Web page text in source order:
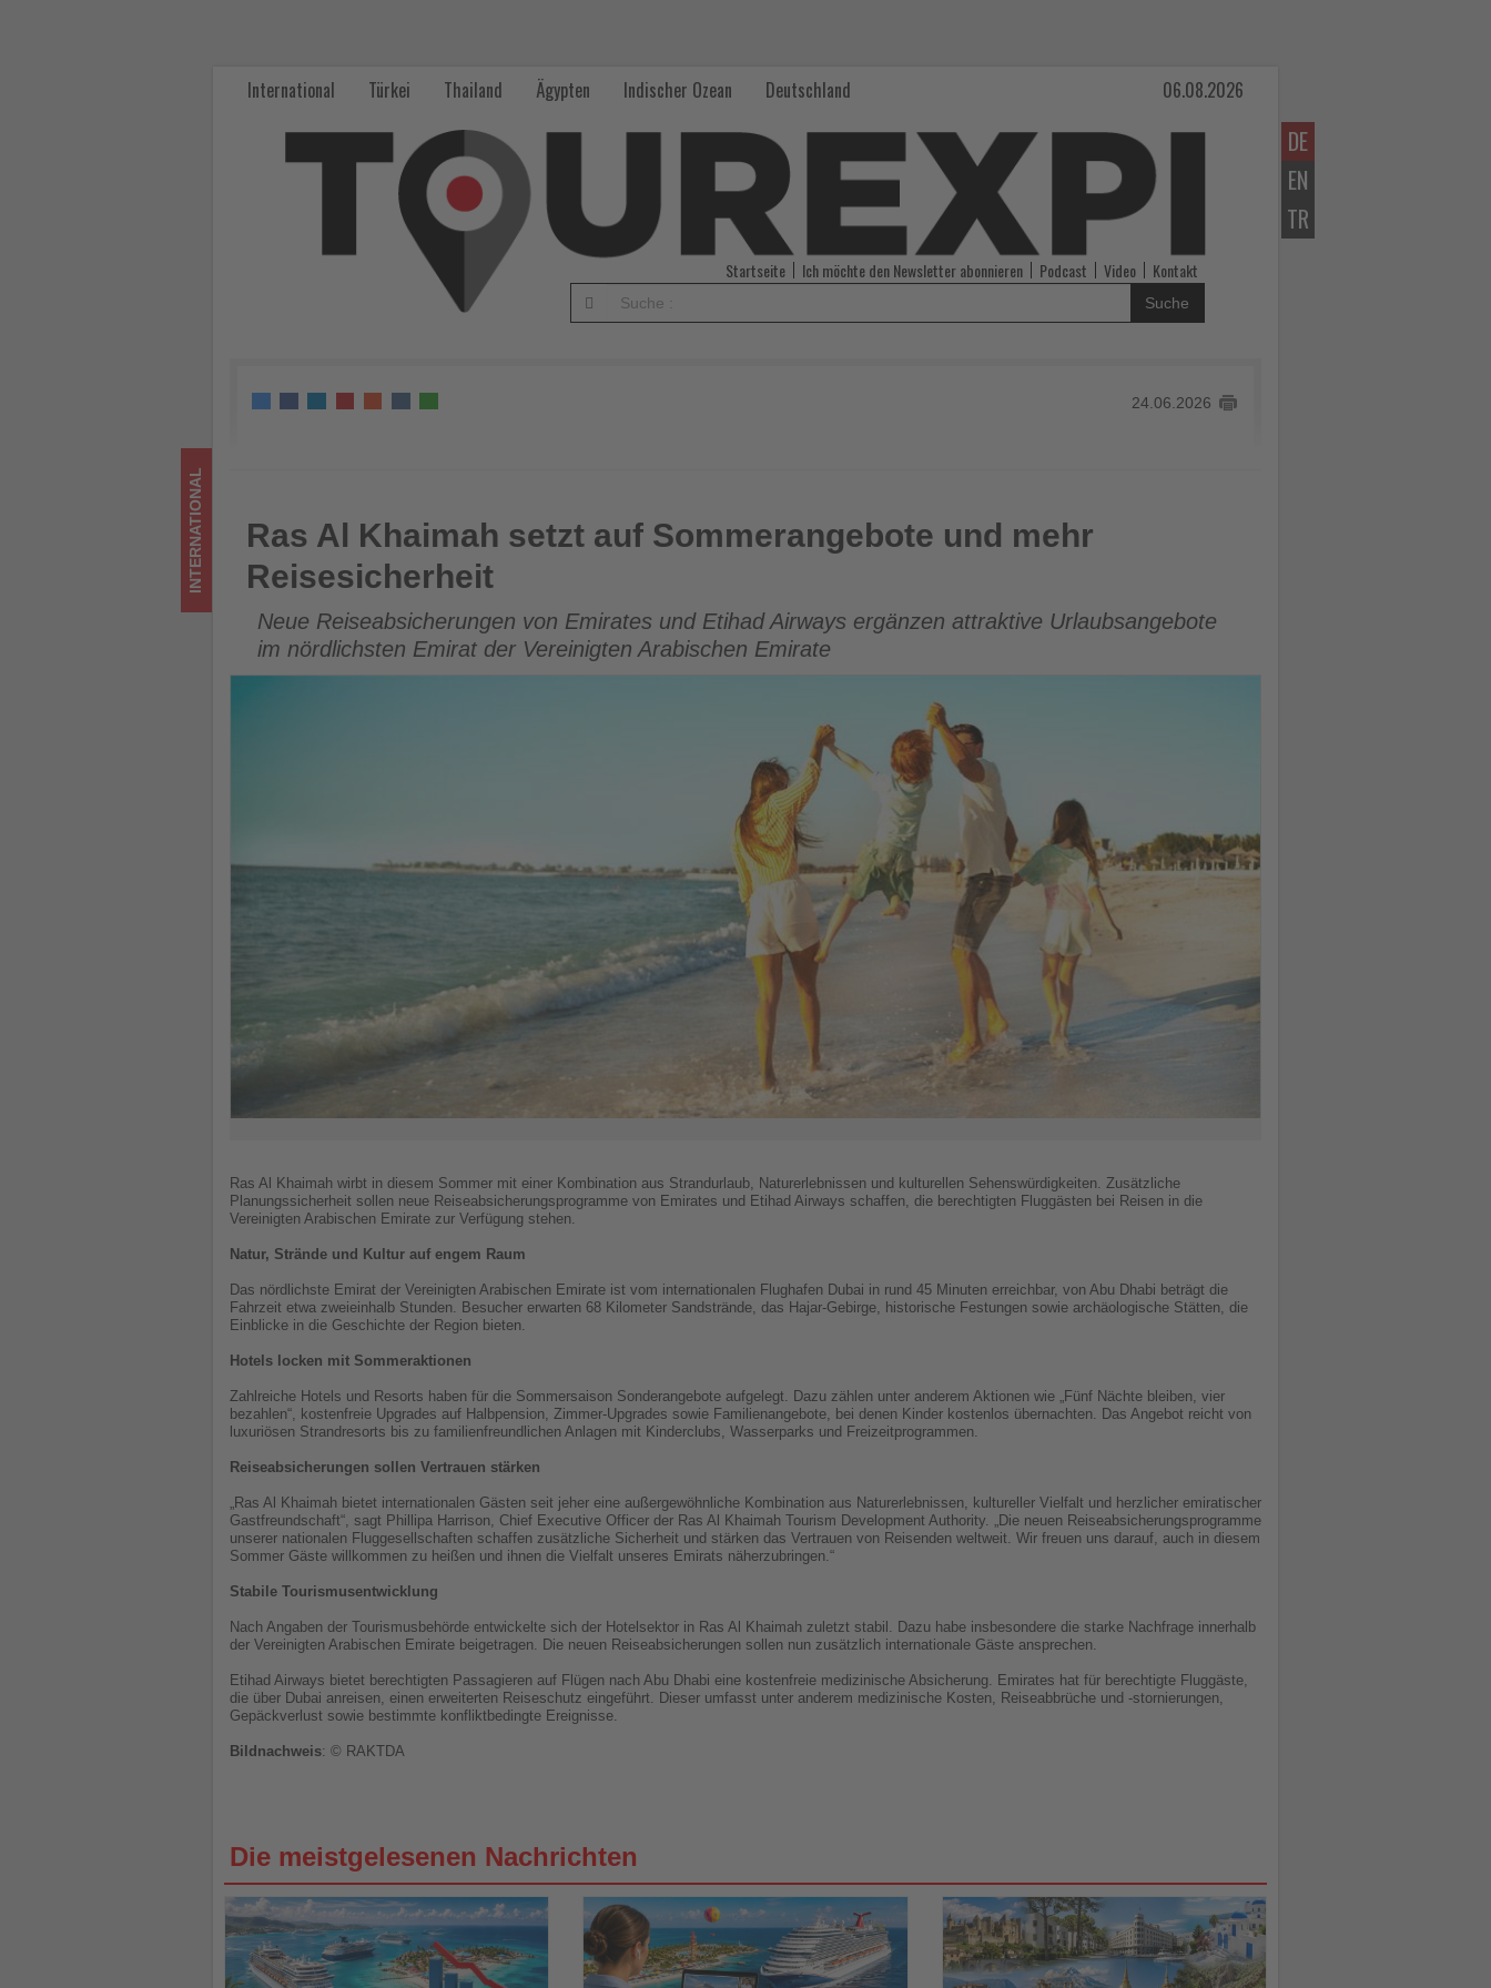
Reisesicherheit
Tourismus
DE
EN
TR
International Türkei Thailand Ägypten Indischer Ozean Deutschland 06.08.2026
Startseite Ich möchte den Newsletter abonnieren Podcast Video Kontakt
Suche
24.06.2026
Ras Al Khaimah setzt auf Sommerangebote und mehr Reisesicherheit
INTERNATIONAL
Ras Al Khaimah setzt auf Sommerangebote und mehr
Reisesicherheit
Neue Reiseabsicherungen von Emirates und Etihad Airways ergänzen attraktive Urlaubsangebote
im nördlichsten Emirat der Vereinigten Arabischen Emirate
Ras Al Khaimah wirbt in diesem Sommer mit einer Kombination aus Strandurlaub, Naturerlebnissen und kulturellen Sehenswürdigkeiten. Zusätzliche
Planungssicherheit sollen neue Reiseabsicherungsprogramme von Emirates und Etihad Airways schaffen, die berechtigten Fluggästen bei Reisen in die
Vereinigten Arabischen Emirate zur Verfügung stehen.
Natur, Strände und Kultur auf engem Raum
Das nördlichste Emirat der Vereinigten Arabischen Emirate ist vom internationalen Flughafen Dubai in rund 45 Minuten erreichbar, von Abu Dhabi beträgt die
Fahrzeit etwa zweieinhalb Stunden. Besucher erwarten 68 Kilometer Sandstrände, das Hajar-Gebirge, historische Festungen sowie archäologische Stätten, die
Einblicke in die Geschichte der Region bieten.
Hotels locken mit Sommeraktionen
Zahlreiche Hotels und Resorts haben für die Sommersaison Sonderangebote aufgelegt. Dazu zählen unter anderem Aktionen wie „Fünf Nächte bleiben, vier
bezahlen“, kostenfreie Upgrades auf Halbpension, Zimmer-Upgrades sowie Familienangebote, bei denen Kinder kostenlos übernachten. Das Angebot reicht von
luxuriösen Strandresorts bis zu familienfreundlichen Anlagen mit Kinderclubs, Wasserparks und Freizeitprogrammen.
Reiseabsicherungen sollen Vertrauen stärken
„Ras Al Khaimah bietet internationalen Gästen seit jeher eine außergewöhnliche Kombination aus Naturerlebnissen, kultureller Vielfalt und herzlicher emiratischer
Gastfreundschaft“, sagt Phillipa Harrison, Chief Executive Officer der Ras Al Khaimah Tourism Development Authority. „Die neuen Reiseabsicherungsprogramme
unserer nationalen Fluggesellschaften schaffen zusätzliche Sicherheit und stärken das Vertrauen von Reisenden weltweit. Wir freuen uns darauf, auch in diesem
Sommer Gäste willkommen zu heißen und ihnen die Vielfalt unseres Emirats näherzubringen.“
Stabile Tourismusentwicklung
Nach Angaben der Tourismusbehörde entwickelte sich der Hotelsektor in Ras Al Khaimah zuletzt stabil. Dazu habe insbesondere die starke Nachfrage innerhalb
der Vereinigten Arabischen Emirate beigetragen. Die neuen Reiseabsicherungen sollen nun zusätzlich internationale Gäste ansprechen.
Etihad Airways bietet berechtigten Passagieren auf Flügen nach Abu Dhabi eine kostenfreie medizinische Absicherung. Emirates hat für berechtigte Fluggäste,
die über Dubai anreisen, einen erweiterten Reiseschutz eingeführt. Dieser umfasst unter anderem medizinische Kosten, Reiseabbrüche und -stornierungen,
Gepäckverlust sowie bestimmte konfliktbedingte Ereignisse.
Bildnachweis: © RAKTDA
Die meistgelesenen Nachrichten